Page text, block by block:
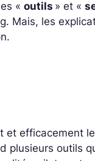
«outils » et «
Mais, les
et efficacement
plusieurs outils